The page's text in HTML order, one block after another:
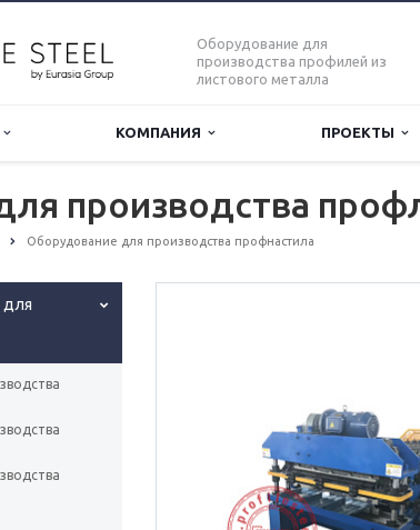
Оборудование для
производства профилей из
листового металла
КОМПАНИЯ ПРОЕКТЫ
производства
Оборудование для производства профнастила
для